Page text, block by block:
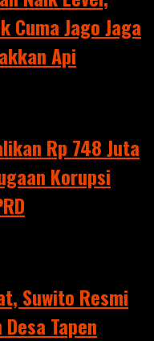
Cuma Jago Jaga
Api
Rp 748 Juta
Korupsi
Suwito Resmi
Tapen